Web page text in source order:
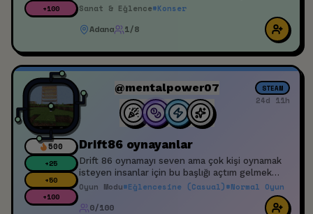
+100 Sanat & Eğlence#Konser
Adana 1/8
500
+25
+50
+100
@mentalpower07 STEAM
24d 11h
Drift86 oynayanlar
Drift 86 oynamayı seven ama çok kişi oynamak
isteyen insanlar için bu başlığı açtım gelmek
isteyenler gelsin
Oyun Modu#Eğlencesine (Casual)#Normal Oyun
0/100